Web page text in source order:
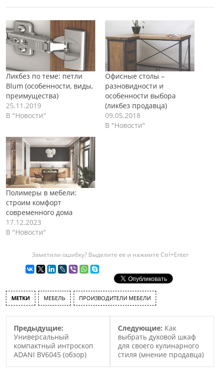
Ликбез по теме: петли
Blum (особенности, виды,
преимущества)
25.11.2019
В "Новости"
Офисные столы –
разновидности и
особенности выбора
(ликбез продавца)
09.05.2018
В "Новости"
Полимеры в мебели:
строим комфорт
современного дома
17.12.2023
В "Новости"
Заметили ошибку? Выделите ее и нажмите Ctrl+Enter
МЕТКИ МЕБЕЛЬ ПРОИЗВОДИТЕЛИ МЕБЕЛИ
Предыдущие:
Универсальный
компактный интроскоп
ADANI BV6045 (обзор)
Следующие: Как
выбрать духовой шкаф
для своего кулинарного
стиля (мнение продавца)